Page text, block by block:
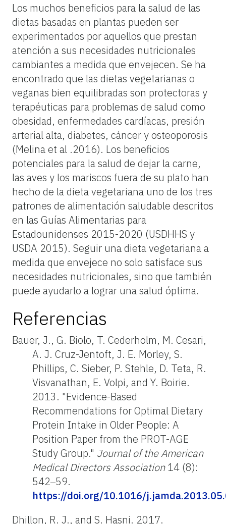
Los muchos beneficios para la salud de las
dietas basadas en plantas pueden ser
experimentados por aquellos que prestan
atención a sus necesidades nutricionales
cambiantes a medida que envejecen. Se ha
encontrado que las dietas vegetarianas o
veganas bien equilibradas son protectoras y
terapéuticas para problemas de salud como
obesidad, enfermedades cardíacas, presión
arterial alta, diabetes, cáncer y osteoporosis
(Melina et al .2016). Los beneficios
potenciales para la salud de dejar la carne,
las aves y los mariscos fuera de su plato han
hecho de la dieta vegetariana uno de los tres
patrones de alimentación saludable descritos
en las Guías Alimentarias para
Estadounidenses 2015-2020 (USDHHS y
USDA 2015). Seguir una dieta vegetariana a
medida que envejece no solo satisface sus
necesidades nutricionales, sino que también
puede ayudarlo a lograr una salud óptima.
Referencias
Bauer, J., G. Biolo, T. Cederholm, M. Cesari,
A. J. Cruz-Jentoft, J. E. Morley, S.
Phillips, C. Sieber, P. Stehle, D. Teta, R.
Visvanathan, E. Volpi, and Y. Boirie.
2013. "Evidence-Based
Recommendations for Optimal Dietary
Protein Intake in Older People: A
Position Paper from the PROT-AGE
Study Group." Journal of the American
Medical Directors Association14 (8):
542‒59.
https://doi.org/10.1016/
Dhillon, R. J., and S. Hasni. 2017.